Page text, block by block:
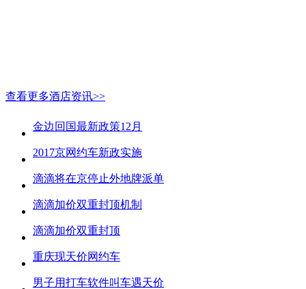
查看更多酒店资讯>>
金边回国最新政策12月
2017京网约车新政实施
滴滴将在京停止外地牌派单
滴滴加价双重封顶机制
滴滴加价双重封顶
重庆现天价网约车
男子用打车软件叫车遇天价